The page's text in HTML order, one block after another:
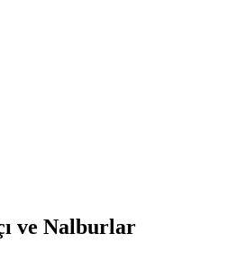
ve Nalburlar